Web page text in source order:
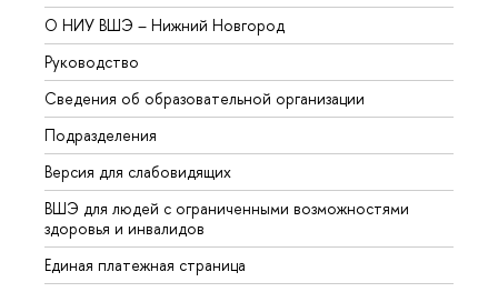
О НИУ ВШЭ – Нижний Новгород
Руководство
Сведения об образовательной организации
Подразделения
Версия для слабовидящих
ВШЭ для людей с ограниченными возможностями
здоровья и инвалидов
Единая платежная страница